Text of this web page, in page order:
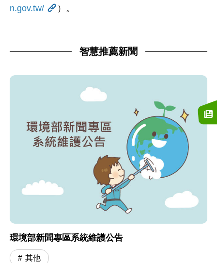
n.gov.tw/
）。
智慧推薦新聞
環境部新聞專區系統維護公告
其他